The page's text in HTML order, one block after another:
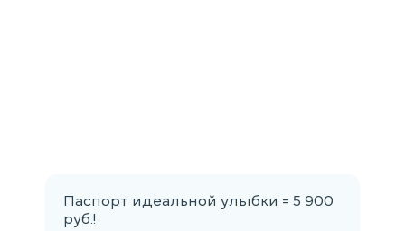
Паспорт идеальной улыбки = 5 900
руб.!